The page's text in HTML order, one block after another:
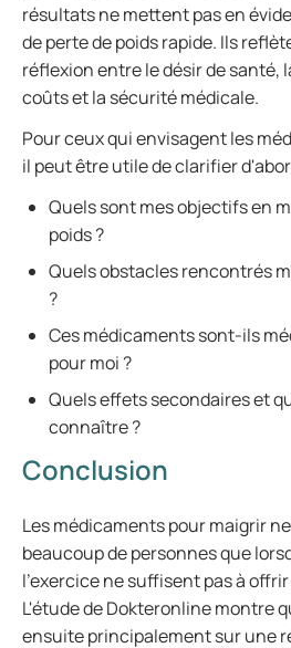
résultats ne mettent pas en
de perte de poids rapide. Ils
réflexion entre le désir de santé,
coûts et la sécurité médicale.
Pour ceux qui envisagent les
il peut être utile de clarifier
Quels sont mes objectifs en
poids ?
Quels obstacles rencontrés
?
Ces médicaments sont-ils
pour moi ?
Quels effets secondaires et
connaître ?
Conclusion
Les médicaments pour maigrir
beaucoup de personnes que
l'exercice ne suffisent pas à
L'étude de Dokteronline montre
ensuite principalement sur une